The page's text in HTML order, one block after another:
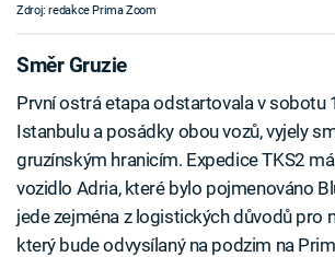
Zdroj: redakce Prima Zoom
Směr Gruzie
První ostrá etapa odstartovala v sobotu
Istanbulu a posádky obou vozů, vyjely
gruzínským hranicím. Expedice TKS2
vozidlo Adria, které bylo pojmenováno
jede zejména z logistických důvodů pro
který bude odvysílaný na podzim na